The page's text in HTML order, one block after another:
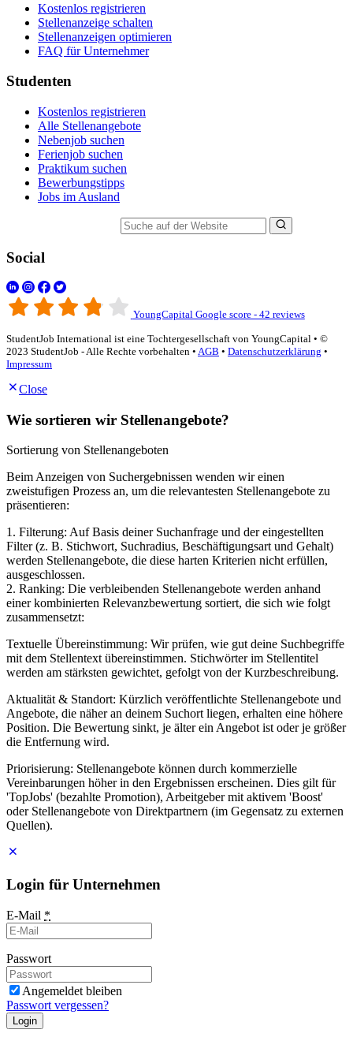
Kostenlos registrieren
Stellenanzeige schalten
Stellenanzeigen optimieren
FAQ für Unternehmer
Studenten
Kostenlos registrieren
Alle Stellenangebote
Nebenjob suchen
Ferienjob suchen
Praktikum suchen
Bewerbungstipps
Jobs im Ausland
Social
YoungCapital Google score - 42 reviews
StudentJob International ist eine Tochtergesellschaft von YoungCapital • ©
2023 StudentJob - Alle Rechte vorbehalten • AGB • Datenschutzerklärung •
Impressum
Close
Wie sortieren wir Stellenangebote?
Sortierung von Stellenangeboten
Beim Anzeigen von Suchergebnissen wenden wir einen
zweistufigen Prozess an, um die relevantesten Stellenangebote zu
präsentieren:
1. Filterung: Auf Basis deiner Suchanfrage und der eingestellten
Filter (z. B. Stichwort, Suchradius, Beschäftigungsart und Gehalt)
werden Stellenangebote, die diese harten Kriterien nicht erfüllen,
ausgeschlossen.
2. Ranking: Die verbleibenden Stellenangebote werden anhand
einer kombinierten Relevanzbewertung sortiert, die sich wie folgt
zusammensetzt:
Textuelle Übereinstimmung: Wir prüfen, wie gut deine Suchbegriffe
mit dem Stellentext übereinstimmen. Stichwörter im Stellentitel
werden am stärksten gewichtet, gefolgt von der Kurzbeschreibung.
Aktualität & Standort: Kürzlich veröffentlichte Stellenangebote und
Angebote, die näher an deinem Suchort liegen, erhalten eine höhere
Position. Die Bewertung sinkt, je älter ein Angebot ist oder je größer
die Entfernung wird.
Priorisierung: Stellenangebote können durch kommerzielle
Vereinbarungen höher in den Ergebnissen erscheinen. Dies gilt für
'TopJobs' (bezahlte Promotion), Arbeitgeber mit aktivem 'Boost'
oder Stellenangebote von Direktpartnern (im Gegensatz zu externen
Quellen).
Login für Unternehmen
E-Mail *
Passwort
Angemeldet bleiben
Passwort vergessen?
Login